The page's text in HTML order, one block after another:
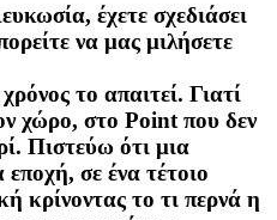
έχετε σχεδιάσει
να μας μιλήσετε
το απαιτεί. Γιατί
χώρο, στο Point που δεν
Πιστεύω ότι μια
σε ένα τέτοιο
κρίνοντας το τι περνά η